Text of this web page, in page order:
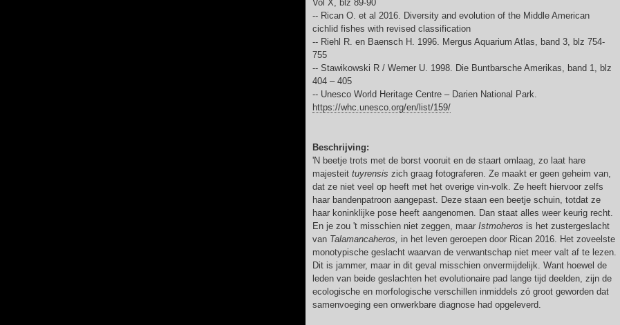
Vol X, blz 89-90
-- Rican O. et al 2016. Diversity and evolution of the Middle American
cichlid fishes with revised classification
-- Riehl R. en Baensch H. 1996. Mergus Aquarium Atlas, band 3, blz 754-
755
-- Stawikowski R / Werner U. 1998. Die Buntbarsche Amerikas, band 1, blz
404 – 405
-- Unesco World Heritage Centre – Darien National Park.
https://whc.unesco.org/en/list/159/
Beschrijving:
'N beetje trots met de borst vooruit en de staart omlaag, zo laat hare
majesteit tuyrensis zich graag fotograferen. Ze maakt er geen geheim van,
dat ze niet veel op heeft met het overige vin-volk. Ze heeft hiervoor zelfs
haar bandenpatroon aangepast. Deze staan een beetje schuin, totdat ze
haar koninklijke pose heeft aangenomen. Dan staat alles weer keurig recht.
En je zou 't misschien niet zeggen, maar Istmoheros is het zustergeslacht
van Talamancaheros, in het leven geroepen door Rican 2016. Het zoveelste
monotypische geslacht waarvan de verwantschap niet meer valt af te lezen.
Dit is jammer, maar in dit geval misschien onvermijdelijk. Want hoewel de
leden van beide geslachten het evolutionaire pad lange tijd deelden, zijn de
ecologische en morfologische verschillen inmiddels zó groot geworden dat
samenvoeging een onwerkbare diagnose had opgeleverd.